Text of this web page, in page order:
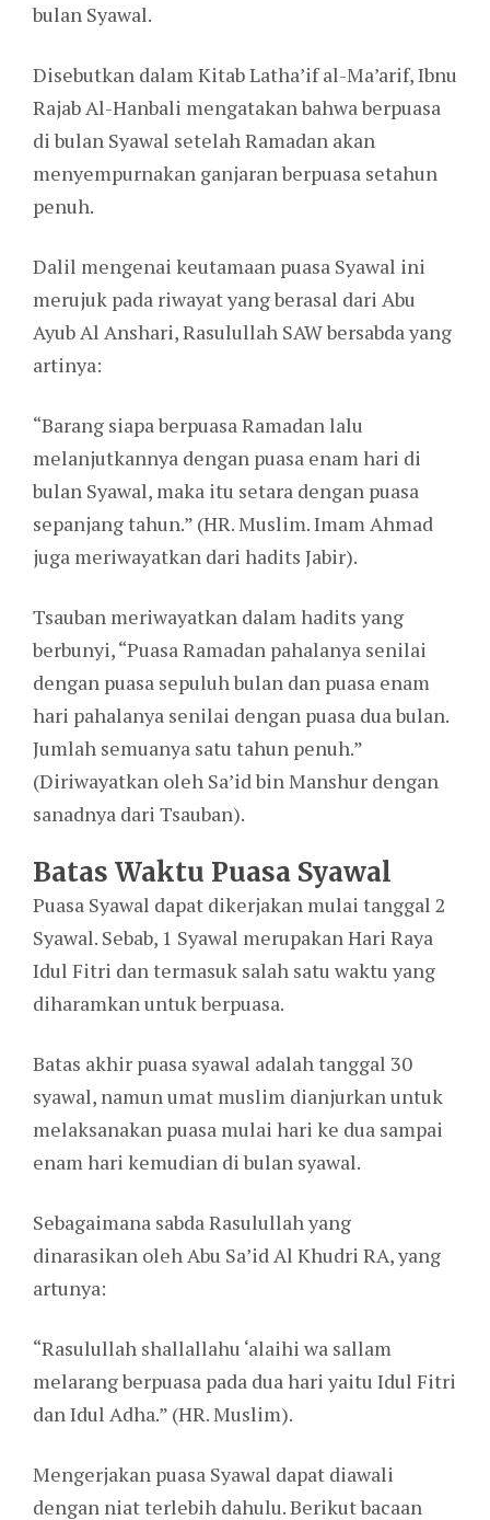
bulan Syawal.
Disebutkan dalam Kitab Latha’if al-Ma’arif, Ibnu
Rajab Al-Hanbali mengatakan bahwa berpuasa
di bulan Syawal setelah Ramadan akan
menyempurnakan ganjaran berpuasa setahun
penuh.
Dalil mengenai keutamaan puasa Syawal ini
merujuk pada riwayat yang berasal dari Abu
Ayub Al Anshari, Rasulullah SAW bersabda yang
artinya:
“Barang siapa berpuasa Ramadan lalu
melanjutkannya dengan puasa enam hari di
bulan Syawal, maka itu setara dengan puasa
sepanjang tahun.” (HR. Muslim. Imam Ahmad
juga meriwayatkan dari hadits Jabir).
Tsauban meriwayatkan dalam hadits yang
berbunyi, “Puasa Ramadan pahalanya senilai
dengan puasa sepuluh bulan dan puasa enam
hari pahalanya senilai dengan puasa dua bulan.
Jumlah semuanya satu tahun penuh.”
(Diriwayatkan oleh Sa’id bin Manshur dengan
sanadnya dari Tsauban).
Batas Waktu Puasa Syawal
Puasa Syawal dapat dikerjakan mulai tanggal 2
Syawal. Sebab, 1 Syawal merupakan Hari Raya
Idul Fitri dan termasuk salah satu waktu yang
diharamkan untuk berpuasa.
Batas akhir puasa syawal adalah tanggal 30
syawal, namun umat muslim dianjurkan untuk
melaksanakan puasa mulai hari ke dua sampai
enam hari kemudian di bulan syawal.
Sebagaimana sabda Rasulullah yang
dinarasikan oleh Abu Sa’id Al Khudri RA, yang
artunya:
“Rasulullah shallallahu ‘alaihi wa sallam
melarang berpuasa pada dua hari yaitu Idul Fitri
dan Idul Adha.” (HR. Muslim).
Mengerjakan puasa Syawal dapat diawali
dengan niat terlebih dahulu. Berikut bacaan